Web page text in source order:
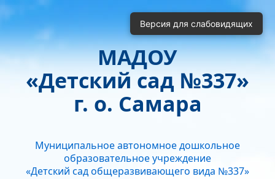
МАДОУ
«Детский сад №337»
г. о. Самара
Муниципальное автономное дошкольное
образовательное учреждение
«Детский сад общеразвивающего вида №337»
Версия для слабовидящих
Монохромные изображения
Отключить Flash
Кернинг
Стандартный Средний Большой
Интервал
Полуторный Двойной
Без засечек С засечками